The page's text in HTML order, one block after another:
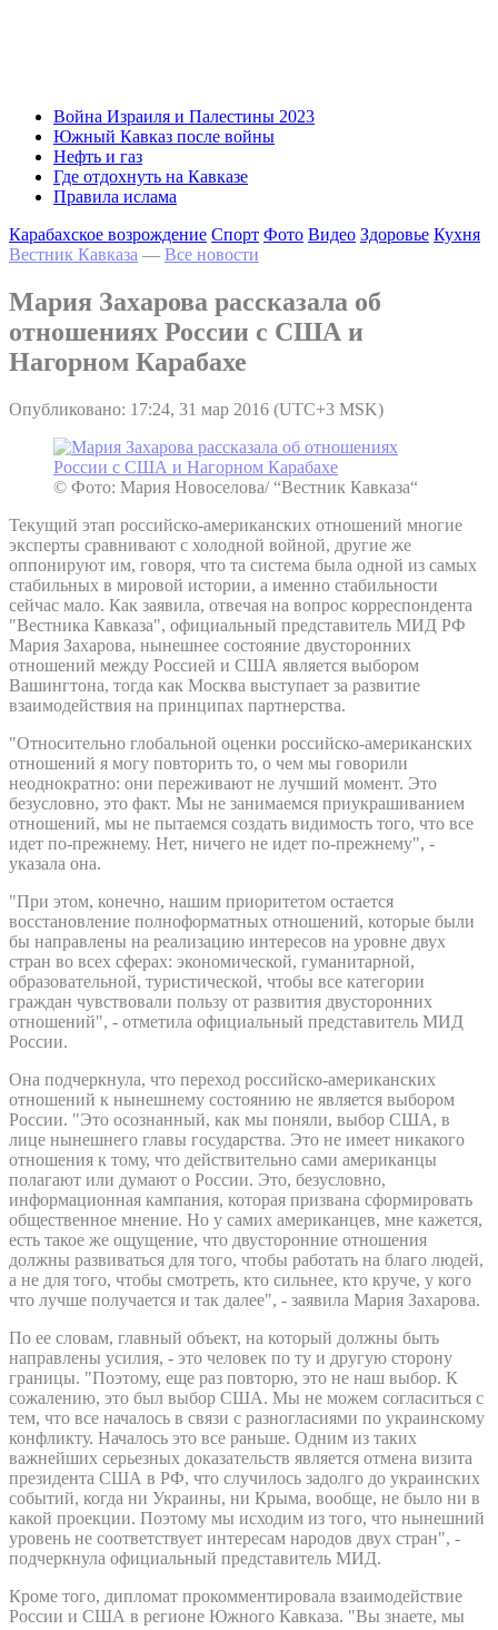
Война Израиля и Палестины 2023
Южный Кавказ после войны
Нефть и газ
Где отдохнуть на Кавказе
Правила ислама
Карабахское возрождение Спорт Фото Видео Здоровье Кухня
Вестник Кавказа — Все новости
Мария Захарова рассказала об
отношениях России с США и
Нагорном Карабахе
Опубликовано: 17:24, 31 мар 2016 (UTC+3 MSK)
© Фото: Мария Новоселова/ “Вестник Кавказа“
Текущий этап российско-американских отношений многие
эксперты сравнивают с холодной войной, другие же
оппонируют им, говоря, что та система была одной из самых
стабильных в мировой истории, а именно стабильности
сейчас мало. Как заявила, отвечая на вопрос корреспондента
"Вестника Кавказа", официальный представитель МИД РФ
Мария Захарова, нынешнее состояние двусторонних
отношений между Россией и США является выбором
Вашингтона, тогда как Москва выступает за развитие
взаимодействия на принципах партнерства.
"Относительно глобальной оценки российско-американских
отношений я могу повторить то, о чем мы говорили
неоднократно: они переживают не лучший момент. Это
безусловно, это факт. Мы не занимаемся приукрашиванием
отношений, мы не пытаемся создать видимость того, что все
идет по-прежнему. Нет, ничего не идет по-прежнему", -
указала она.
"При этом, конечно, нашим приоритетом остается
восстановление полноформатных отношений, которые были
бы направлены на реализацию интересов на уровне двух
стран во всех сферах: экономической, гуманитарной,
образовательной, туристической, чтобы все категории
граждан чувствовали пользу от развития двусторонних
отношений", - отметила официальный представитель МИД
России.
Она подчеркнула, что переход российско-американских
отношений к нынешнему состоянию не является выбором
России. "Это осознанный, как мы поняли, выбор США, в
лице нынешнего главы государства. Это не имеет никакого
отношения к тому, что действительно сами американцы
полагают или думают о России. Это, безусловно,
информационная кампания, которая призвана сформировать
общественное мнение. Но у самих американцев, мне кажется,
есть такое же ощущение, что двусторонние отношения
должны развиваться для того, чтобы работать на благо людей,
а не для того, чтобы смотреть, кто сильнее, кто круче, у кого
что лучше получается и так далее", - заявила Мария Захарова.
По ее словам, главный объект, на который должны быть
направлены усилия, - это человек по ту и другую сторону
границы. "Поэтому, еще раз повторю, это не наш выбор. К
сожалению, это был выбор США. Мы не можем согласиться с
тем, что все началось в связи с разногласиями по украинскому
конфликту. Началось это все раньше. Одним из таких
важнейших серьезных доказательств является отмена визита
президента США в РФ, что случилось задолго до украинских
событий, когда ни Украины, ни Крыма, вообще, не было ни в
какой проекции. Поэтому мы исходим из того, что нынешний
уровень не соответствует интересам народов двух стран", -
подчеркнула официальный представитель МИД.
Кроме того, дипломат прокомментировала взаимодействие
России и США в регионе Южного Кавказа. "Вы знаете, мы